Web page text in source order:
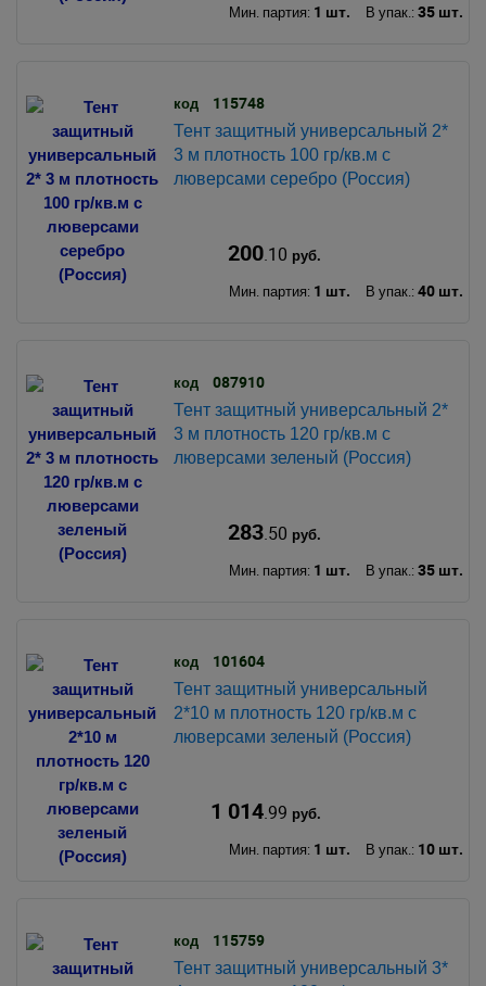
Мин. партия: 1 шт. В упак.: 35 шт.
код 115748
Тент защитный универсальный 2*
3 м плотность 100 гр/кв.м с
люверсами серебро (Россия)
200.10 руб.
Мин. партия: 1 шт. В упак.: 40 шт.
код 087910
Тент защитный универсальный 2*
3 м плотность 120 гр/кв.м с
люверсами зеленый (Россия)
283.50 руб.
Мин. партия: 1 шт. В упак.: 35 шт.
код 101604
Тент защитный универсальный
2*10 м плотность 120 гр/кв.м с
люверсами зеленый (Россия)
1 014.99 руб.
Мин. партия: 1 шт. В упак.: 10 шт.
код 115759
Тент защитный универсальный 3*